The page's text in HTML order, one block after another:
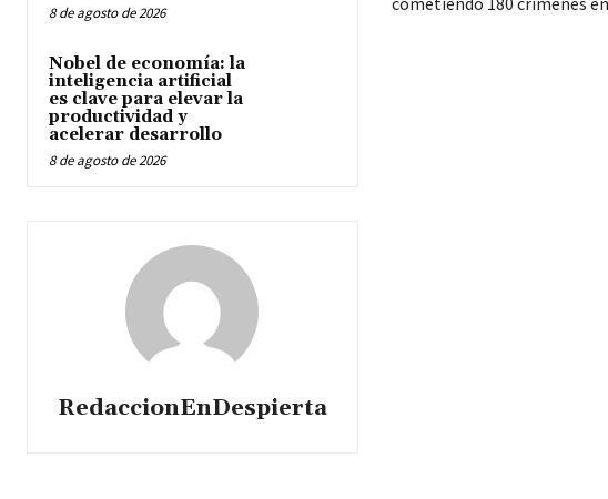
8 de agosto de 2026
Nobel de economía: la
inteligencia artificial
es clave para elevar la
productividad y
acelerar desarrollo
8 de agosto de 2026
RedaccionEnDespierta